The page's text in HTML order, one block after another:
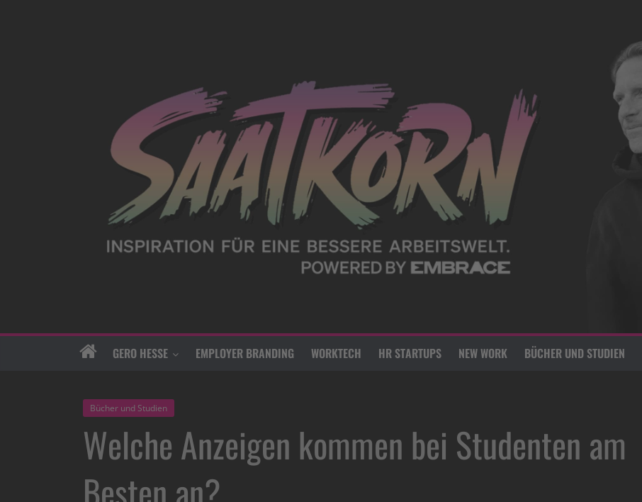
GERO HESSE EMPLOYER BRANDING WORKTECH HR STARTUPS NEW WORK BÜCHER UND STUDIEN
Bücher und Studien
Welche Anzeigen kommen bei Studenten am
Besten an?